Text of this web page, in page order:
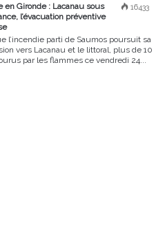
16433
en Gironde : Lacanau sous
l’évacuation préventive
l’incendie parti de Saumos poursuit sa
vers Lacanau et le littoral, plus de 10
par les flammes ce vendredi 24...